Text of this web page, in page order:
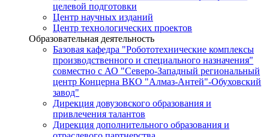
целевой подготовки
Центр научных изданий
Центр технологических проектов
Образовательная деятельность
Базовая кафедра "Робототехнические комплексы
производственного и специального назначения"
совместно с АО "Северо-Западный региональный
центр Концерна ВКО "Алмаз-Антей"-Обуховский
завод"
Дирекция довузовского образования и
привлечения талантов
Дирекция дополнительного образования и